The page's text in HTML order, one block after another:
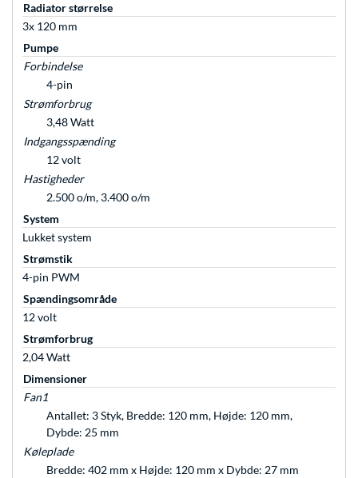
Radiator størrelse
3x 120 mm
Pumpe
Forbindelse
4-pin
Strømforbrug
3,48 Watt
Indgangsspænding
12 volt
Hastigheder
2.500 o/m, 3.400 o/m
System
Lukket system
Strømstik
4-pin PWM
Spændingsområde
12 volt
Strømforbrug
2,04 Watt
Dimensioner
Fan1
Antallet: 3 Styk, Bredde: 120 mm, Højde: 120 mm,
Dybde: 25 mm
Køleplade
Bredde: 402 mm x Højde: 120 mm x Dybde: 27 mm